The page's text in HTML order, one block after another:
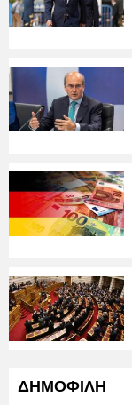
ΔΗΜΟΦΙΛΗ